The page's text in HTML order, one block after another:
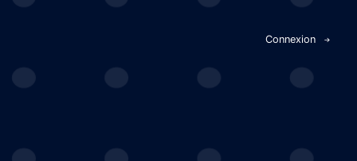
Connexion